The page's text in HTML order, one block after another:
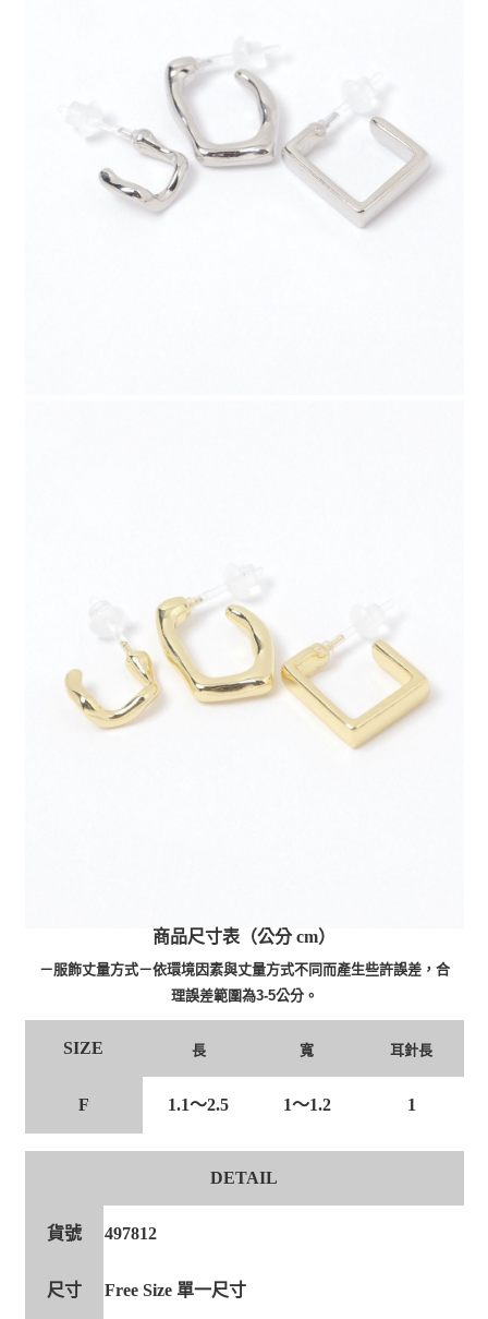
商品尺寸表（公分 cm）
－服飾丈量方式－依環境因素與丈量方式不同而產生些許誤差，合
理誤差範圍為3-5公分。
SIZE 長 寬 耳針長
F 1.1～2.5 1～1.2 1
DETAIL
貨號 497812
尺寸 Free Size 單一尺寸